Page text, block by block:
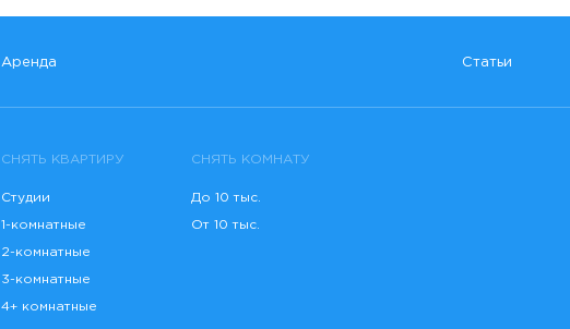
Аренда Статьи
СНЯТЬ КВАРТИРУ
Студии
1-комнатные
2-комнатные
3-комнатные
4+ комнатные
СНЯТЬ КОМНАТУ
До 10 тыс.
От 10 тыс.